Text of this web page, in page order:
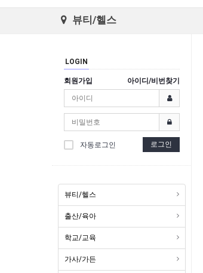
뷰티/헬스
LOGIN
회원가입 아이디/비번찾기
자동로그인 로그인
뷰티/헬스
출산/육아
학교/교육
가사/가든